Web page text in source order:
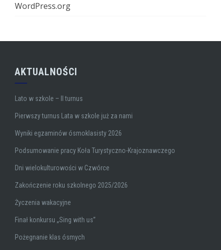
WordPress.org
AKTUALNOŚCI
Lato w szkole – II turnus
Pierwszy turnus Lata w szkole już za nami
Wyniki egzaminów ósmoklasisty 2026
Podsumowanie pracy Koła Turystyczno-Krajoznawczego
Dni wielokulturowości w Czwórce
Zakończenie roku szkolnego 2025/2026
Życzenia wakacyjne
Finał konkursu „Sing with us”
Pożegnanie klas ósmych